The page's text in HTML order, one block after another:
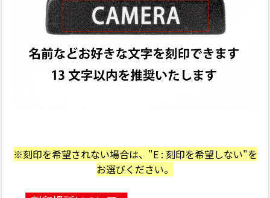
※刻印を希望されない場合は、"E : 刻印を希望しない"を
お選びください。